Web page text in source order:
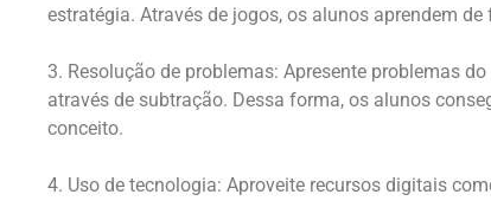
estratégia. Através de jogos, os alunos aprendem
3. Resolução de problemas: Apresente problemas
através de subtração. Dessa forma, os alunos
conceito.
4. Uso de tecnologia: Aproveite recursos digitais